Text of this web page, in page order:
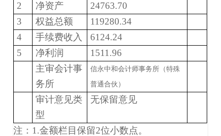
2
净资产
24763.70
3
权益总额
119280.34
4
手续费收入
6124.24
5
净利润
1511.96
主审会计事
务所
信永中和会计师事务所 （特殊
普通合伙）
审计意见类
型
无保留意见
注： 1.金额栏目保留2位小数点。